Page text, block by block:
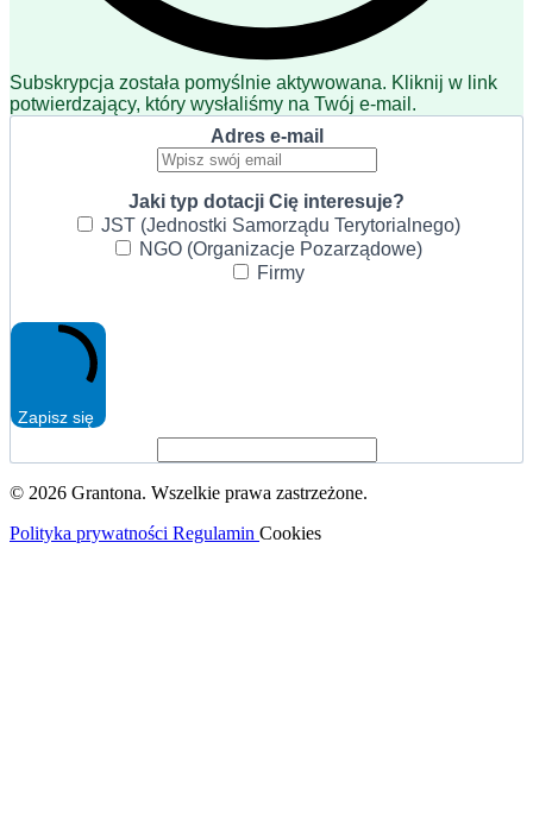
Subskrypcja została pomyślnie aktywowana. Kliknij w link
potwierdzający, który wysłaliśmy na Twój e-mail.
Adres e-mail
Jaki typ dotacji Cię interesuje?
JST (Jednostki Samorządu Terytorialnego)
NGO (Organizacje Pozarządowe)
Firmy
Zapisz się
© 2026 Grantona. Wszelkie prawa zastrzeżone.
Polityka prywatności Regulamin Cookies